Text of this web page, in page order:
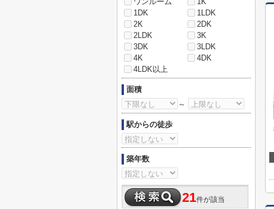
1DK
1LDK
2K
2DK
2LDK
3K
3DK
3LDK
4K
4DK
4LDK以上
面積
～
駅からの徒歩
築年数
21件が該当